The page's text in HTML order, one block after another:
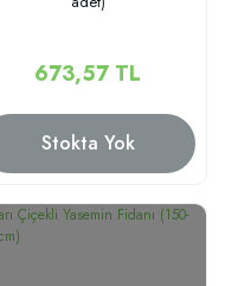
673,57 TL
Stokta Yok